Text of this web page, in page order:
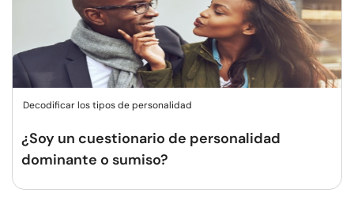
Decodificar los tipos de personalidad
¿Soy un cuestionario de personalidad
dominante o sumiso?